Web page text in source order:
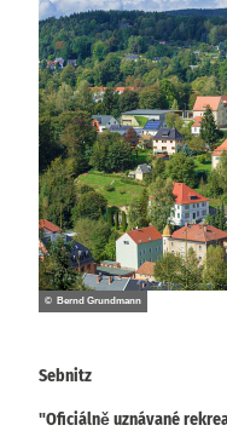
© Bernd Grundmann
Sebnitz
"Oficiálně uznávané